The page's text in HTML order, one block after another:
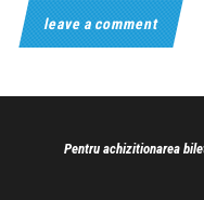
Pentru achizitionarea